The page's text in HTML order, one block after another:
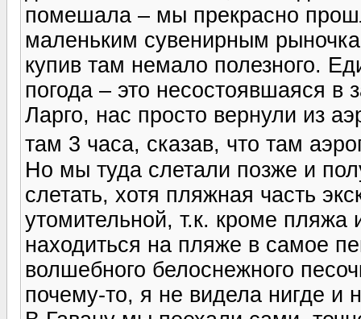
помешала – мы прекрасно
маленьким сувенирным
купив там немало полезного.
погода – это несостоявшаяся
Ларго, нас просто вернули из
там 3 часа, сказав, что там
Но мы туда слетали позже и
слетать, хотя пляжная часть
утомительной, т.к. кроме
находиться на пляже в самое
волшебного белоснежного
почему-то, я не видела нигде и